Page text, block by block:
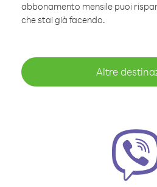
abbonamento mensile puoi
che stai già facendo.
Altre